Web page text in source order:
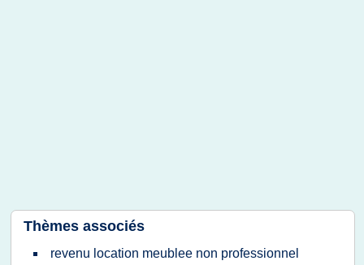
Thèmes associés
revenu location meublee non professionnel